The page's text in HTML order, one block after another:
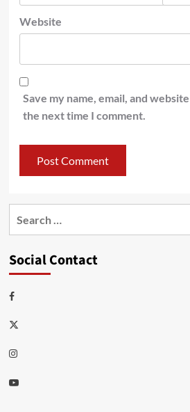
Website
Save my name, email, and
the next time I comment.
Social Contact
Facebook
Twitter
Instagram
Youtube